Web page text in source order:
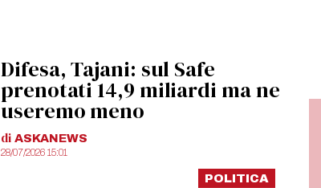
Difesa, Tajani: sul Safe
prenotati 14,9 miliardi ma ne
useremo meno
di ASKANEWS
28/07/2026 15:01
POLITICA